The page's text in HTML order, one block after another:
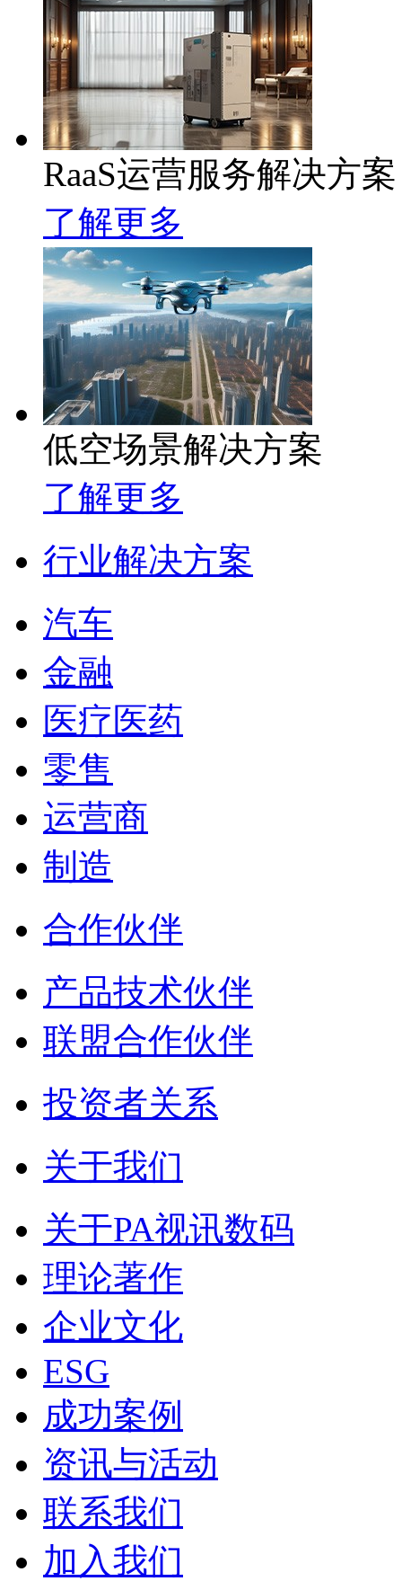
RaaS运营服务解决方案
了解更多
低空场景解决方案
了解更多
行业解决方案
汽车
金融
医疗医药
零售
运营商
制造
合作伙伴
产品技术伙伴
联盟合作伙伴
投资者关系
关于我们
关于PA视讯数码
理论著作
企业文化
ESG
成功案例
资讯与活动
联系我们
加入我们